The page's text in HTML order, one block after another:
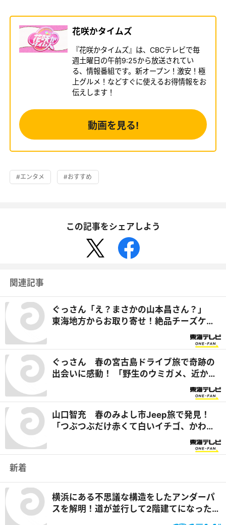
花咲かタイムズ
『花咲かタイムズ』は、CBCテレビで毎
週土曜日の午前9:25から放送されてい
る、情報番組です。新オープン！激安！極
上グルメ！などすぐに使えるお得情報をお
伝えします！
動画を見る!
#エンタメ #おすすめ
この記事をシェアしよう
関連記事
ぐっさん「え？まさかの山本昌さん？」
東海地方からお取り寄せ！絶品チーズケー
ぐっさん 春の宮古島ドライブ旅で奇跡の
出会いに感動！ 「野生のウミガメ、近かっ
山口智充 春のみよし市Jeep旅で発見！
「つぶつぶだけ赤くて白いイチゴ、かわい
新着
横浜にある不思議な構造をしたアンダーパ
スを解明！道が並行して2階建てになったワ